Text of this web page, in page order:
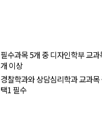
필수과목 5개 중 디자인학부 교과
개 이상
경찰학과와 상담심리학과 교과목
택1 필수